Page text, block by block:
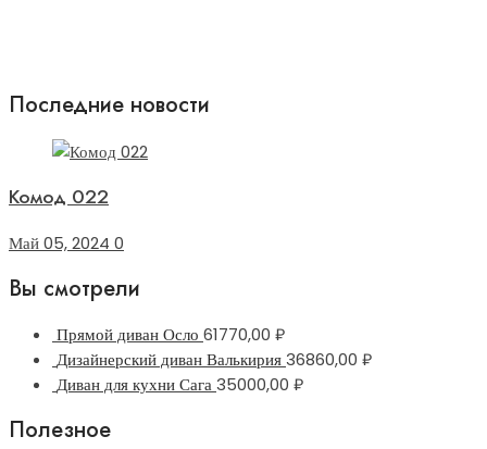
Последние новости
Комод 022
Май 05, 2024 0
Вы смотрели
Прямой диван Осло 61770,00 ₽
Дизайнерский диван Валькирия36860,00 ₽
Диван для кухни Сага35000,00 ₽
Полезное